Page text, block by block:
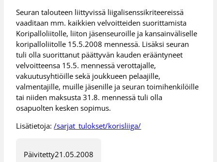
Seuran talouteen liittyvissä liigalisenssikriteereissä
vaaditaan mm. kaikkien velvoitteiden suorittamista
Koripalloliitolle, liiton jäsenseuroille ja kansainväliselle
koripalloliitolle 15.5.2008 mennessä. Lisäksi seuran
tuli olla suorittanut päättyvän kauden erääntyneet
velvoitteensa 15.5. mennessä verottajalle,
vakuutusyhtiöille sekä joukkueen pelaajille,
valmentajille, muille jäsenille ja seuran toimihenkilöille
tai niiden maksusta 31.8. mennessä tuli olla
osapuolten kesken sopimus.
Lisätietoja:/sarjat_tulokset/korisliiga/
Päivitetty21.05.2008